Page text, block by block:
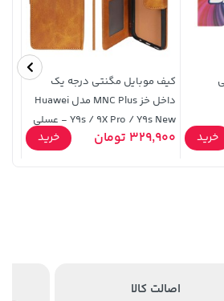
خرید 22,580,000 تومان خرید خرید
کیف موبایل مگنتی درجه یک
داخل خز MNC Plus مدل Huawei
Y9s / 9X Pro / Y9s New - عسلی
329,900 تومان خرید
اصالت کالا